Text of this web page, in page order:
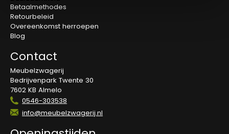
Betaalmethodes
Retourbeleid
Overeenkomst herroepen
Blog
Contact
Meubelzwagerij
Bedrijvenpark Twente 30
7602 KB Almelo
0546-303538
info@meubelzwagerij.nl